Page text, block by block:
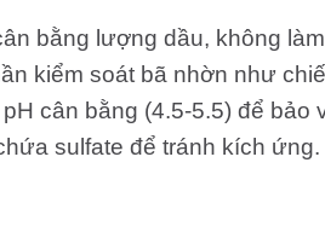
bằng lượng dầu, không làm
kiểm soát bã nhờn như
cân bằng (4.5-5.5) để bảo
sulfate để tránh kích ứng.